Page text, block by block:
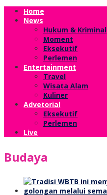
Home
News
Hukum & Kriminal
Moment
Eksekutif
Perlemen
Entertainment
Travel
Wisata Alam
Kuliner
Advetorial
Eksekutif
Perlemen
Live
Budaya